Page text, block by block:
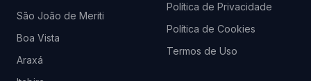
São João de Meriti
Boa Vista
Araxá
Política de Privacidade
Política de Cookies
Termos de Uso